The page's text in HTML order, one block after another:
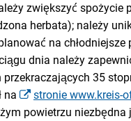
zwiększyć spożycie
herbata); należy
na chłodniejsze
dnia należy
35
na
stronie www.kreis-
powietrzu niezbędna